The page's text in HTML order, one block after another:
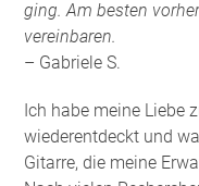
ging. Am besten
vereinbaren.
– Gabriele S.
Ich habe meine Liebe
wiederentdeckt und
Gitarre, die meine